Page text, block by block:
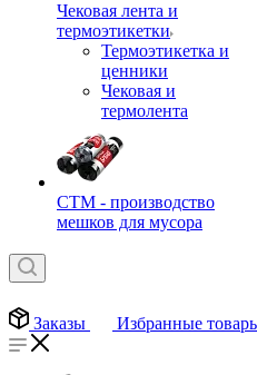
Чековая лента и
термоэтикетки
Термоэтикетка и
ценники
Чековая и
термолента
СТМ - производство
мешков для мусора
Заказы Избранные